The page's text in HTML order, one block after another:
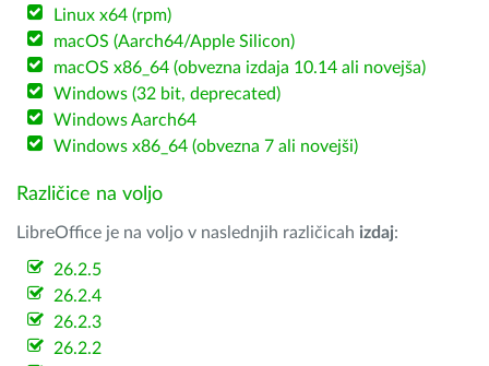
Linux x64 (rpm)
macOS (Aarch64/Apple Silicon)
macOS x86_64 (obvezna izdaja 10.14 ali novejša)
Windows (32 bit, deprecated)
Windows Aarch64
Windows x86_64 (obvezna 7 ali novejši)
Različice na voljo
LibreOffice je na voljo v naslednjih različicah izdaj:
26.2.5
26.2.4
26.2.3
26.2.2